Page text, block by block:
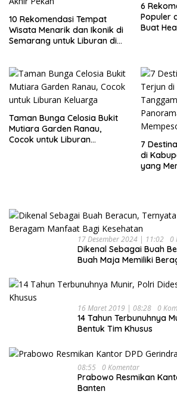
10 Rekomendasi Tempat
Wisata Menarik dan Ikonik di
Semarang untuk Liburan di
6
Populer
Buat
Taman Bunga Celosia Bukit
Mutiara Garden Ranau,
Cocok untuk Liburan
7
di
yang
17 Desember 2024 | 11:02 0
Dikenal Sebagai Buah
Buah Maja Memiliki
16 Maret 2019 | 08:28 0
14 Tahun Terbunuhnya
Bentuk Tim Khusus
08:55 0 Komentar
Prabowo Resmikan
Banten